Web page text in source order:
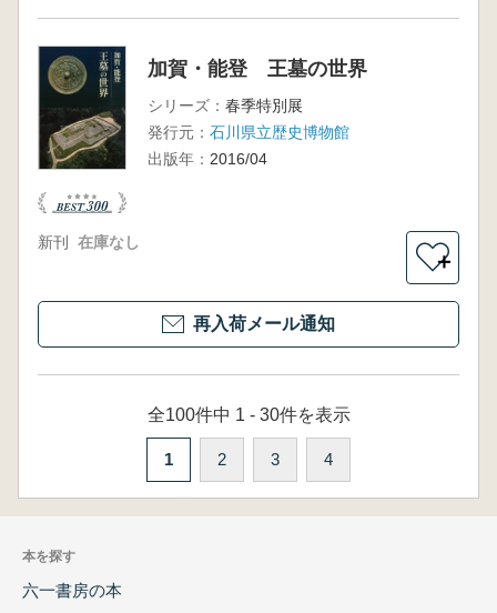
加賀・能登 王墓の世界
シリーズ： 春季特別展
発行元： 石川県立歴史博物館
出版年： 2016/04
新刊 在庫なし
＋
再入荷メール通知
全100件中 1 - 30件を表示
1 2 3 4
本を探す
六一書房の本